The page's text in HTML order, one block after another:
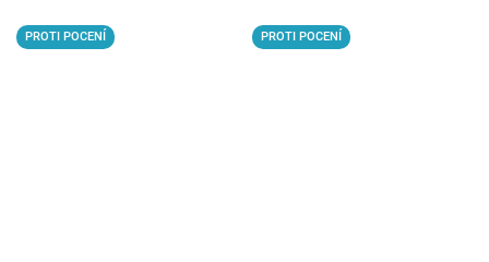
PROTI POCENÍ PROTI POCENÍ